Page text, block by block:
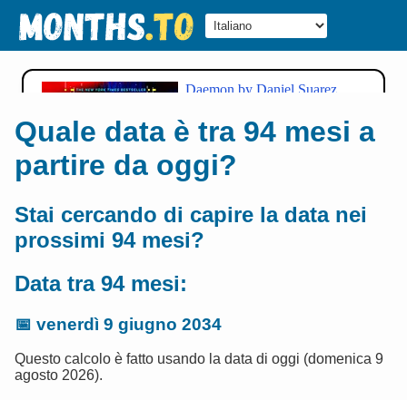
Quale data è tra 94 mesi a
partire da oggi?
Stai cercando di capire la data nei
prossimi 94 mesi?
Data tra 94 mesi:
📅 venerdì 9 giugno 2034
Questo calcolo è fatto usando la data di oggi (domenica 9
agosto 2026).